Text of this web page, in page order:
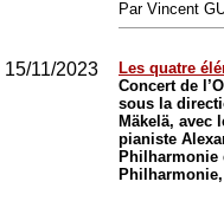
Par Vincent
15/11/2023
Les quatre
Concert de
sous la
Mäkelä, avec
pianiste
Philharmonie